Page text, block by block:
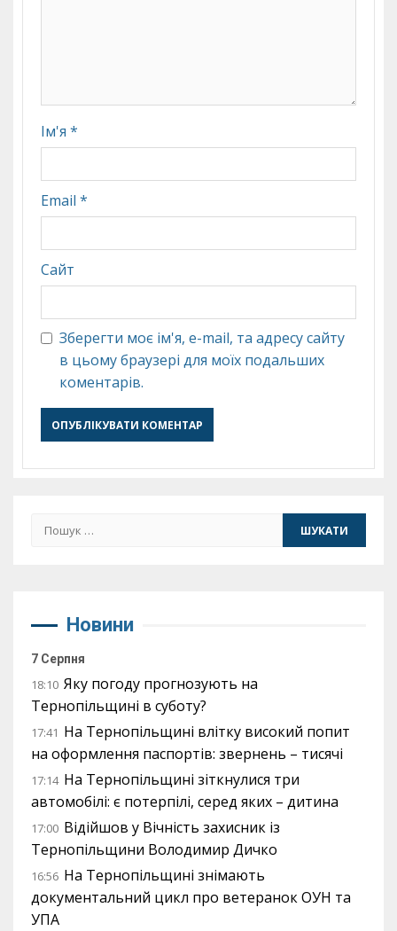
Ім'я *
Email *
Сайт
Зберегти моє ім'я, e-mail, та адресу сайту
в цьому браузері для моїх подальших
коментарів.
Пошук:
Новини
7 Серпня
18:10 Яку погоду прогнозують на
Тернопільщині в суботу?
17:41 На Тернопільщині влітку високий попит
на оформлення паспортів: звернень – тисячі
17:14 На Тернопільщині зіткнулися три
автомобілі: є потерпілі, серед яких – дитина
17:00 Відійшов у Вічність захисник із
Тернопільщини Володимир Дичко
16:56 На Тернопільщині знімають
документальний цикл про ветеранок ОУН та
УПА